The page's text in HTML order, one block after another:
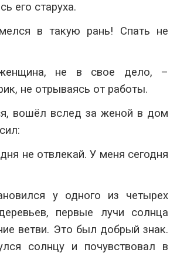
его старуха.
в такую рань! Спать не
не в свое дело, –
не отрываясь от работы.
вошёл вслед за женой в дом
не отвлекай. У меня сегодня
у одного из четырех
первые лучи солнца
ветви. Это был добрый знак.
солнцу и почувствовал в